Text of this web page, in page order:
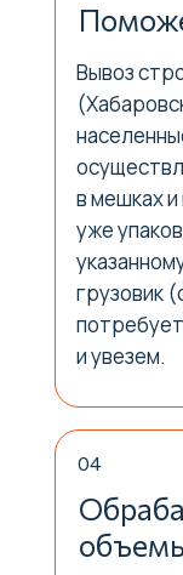
Вывоз
в мешках
уже
грузовик
и увезем.
04